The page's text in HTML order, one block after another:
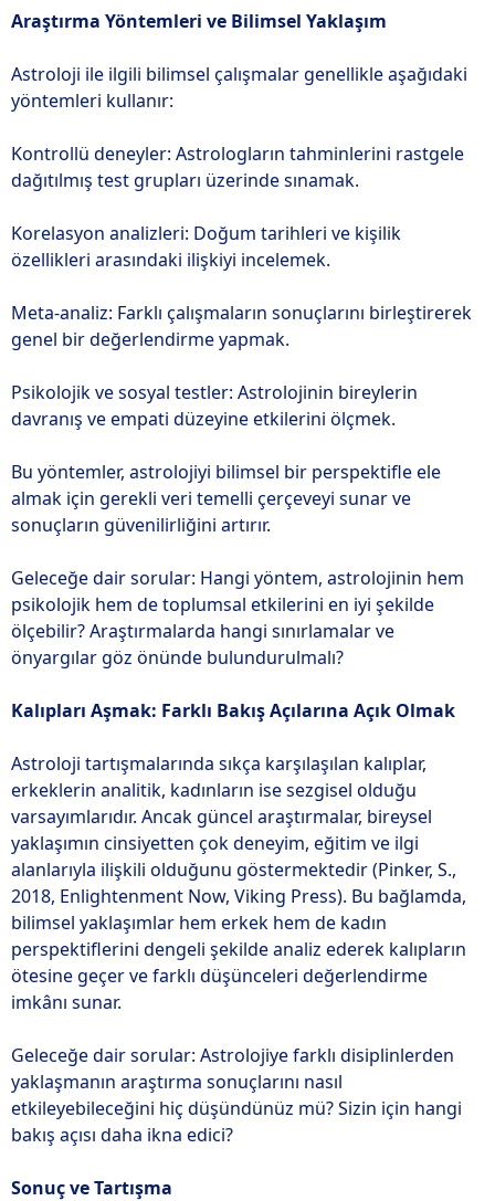
Araştırma Yöntemleri ve Bilimsel Yaklaşım
Astroloji ile ilgili bilimsel çalışmalar genellikle aşağıdaki
yöntemleri kullanır:
Kontrollü deneyler: Astrologların tahminlerini rastgele
dağıtılmış test grupları üzerinde sınamak.
Korelasyon analizleri: Doğum tarihleri ve kişilik
özellikleri arasındaki ilişkiyi incelemek.
Meta-analiz: Farklı çalışmaların sonuçlarını birleştirerek
genel bir değerlendirme yapmak.
Psikolojik ve sosyal testler: Astrolojinin bireylerin
davranış ve empati düzeyine etkilerini ölçmek.
Bu yöntemler, astrolojiyi bilimsel bir perspektifle ele
almak için gerekli veri temelli çerçeveyi sunar ve
sonuçların güvenilirliğini artırır.
Geleceğe dair sorular: Hangi yöntem, astrolojinin hem
psikolojik hem de toplumsal etkilerini en iyi şekilde
ölçebilir? Araştırmalarda hangi sınırlamalar ve
önyargılar göz önünde bulundurulmalı?
Kalıpları Aşmak: Farklı Bakış Açılarına Açık Olmak
Astroloji tartışmalarında sıkça karşılaşılan kalıplar,
erkeklerin analitik, kadınların ise sezgisel olduğu
varsayımlarıdır. Ancak güncel araştırmalar, bireysel
yaklaşımın cinsiyetten çok deneyim, eğitim ve ilgi
alanlarıyla ilişkili olduğunu göstermektedir (Pinker, S.,
2018, Enlightenment Now, Viking Press). Bu bağlamda,
bilimsel yaklaşımlar hem erkek hem de kadın
perspektiflerini dengeli şekilde analiz ederek kalıpların
ötesine geçer ve farklı düşünceleri değerlendirme
imkânı sunar.
Geleceğe dair sorular: Astrolojiye farklı disiplinlerden
yaklaşmanın araştırma sonuçlarını nasıl
etkileyebileceğini hiç düşündünüz mü? Sizin için hangi
bakış açısı daha ikna edici?
Sonuç ve Tartışma